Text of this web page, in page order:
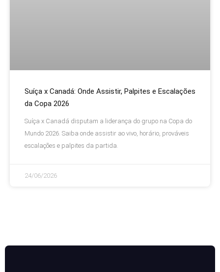
Suíça x Canadá: Onde Assistir, Palpites e Escalações
da Copa 2026
Suíça x Canadá disputam a liderança do grupo na Copa do
Mundo 2026. Saiba onde assistir ao vivo, horário, prováveis
escalações e palpites da partida.
24/06/2026